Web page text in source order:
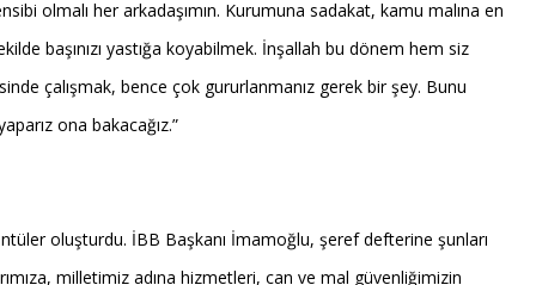
olmalı her arkadaşımın. Kurumuna sadakat, kamu malına en
başınızı yastığa koyabilmek. İnşallah bu dönem hem siz
çalışmak, bence çok gururlanmanız gerek bir şey. Bunu
ona bakacağız.”
oluşturdu. İBB Başkanı İmamoğlu, şeref defterine şunları
milletimiz adına hizmetleri, can ve mal güvenliğimizin